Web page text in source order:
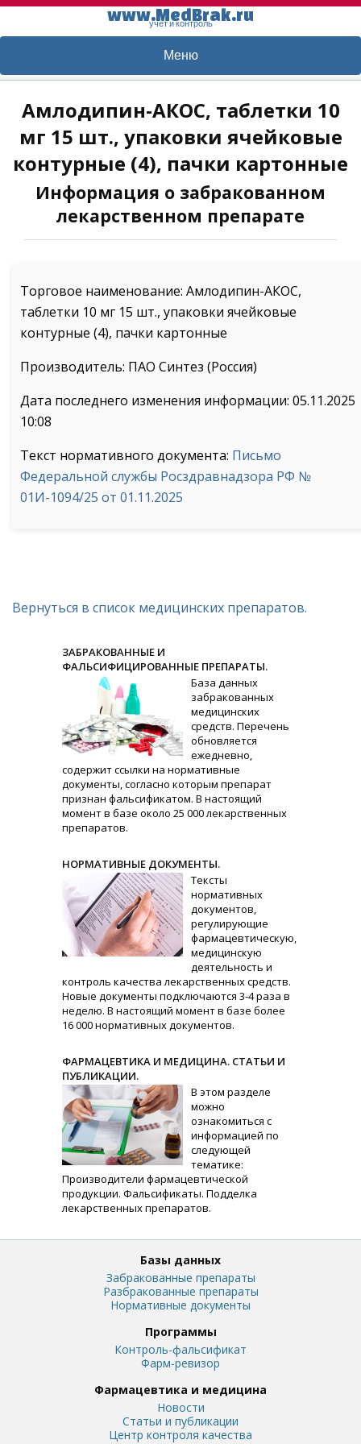
www.MedBrak.ru
учет и контроль
Меню
Амлодипин-АКОС, таблетки 10
мг 15 шт., упаковки ячейковые
контурные (4), пачки картонные
Информация о забракованном
лекарственном препарате
Торговое наименование: Амлодипин-АКОС,
таблетки 10 мг 15 шт., упаковки ячейковые
контурные (4), пачки картонные
Производитель: ПАО Синтез (Россия)
Дата последнего изменения информации: 05.11.2025
10:08
Текст нормативного документа: Письмо
Федеральной службы Росздравнадзора РФ №
01И-1094/25 от 01.11.2025
Вернуться в список медицинских препаратов.
ЗАБРАКОВАННЫЕ И
ФАЛЬСИФИЦИРОВАННЫЕ ПРЕПАРАТЫ.
База данных
забракованных
медицинских
средств. Перечень
обновляется
ежедневно,
содержит ссылки на нормативные
документы, согласно которым препарат
признан фальсификатом. В настоящий
момент в базе около 25 000 лекарственных
препаратов.
НОРМАТИВНЫЕ ДОКУМЕНТЫ.
Тексты
нормативных
документов,
регулирующие
фармацевтическую,
медицинскую
деятельность и
контроль качества лекарственных средств.
Новые документы подключаются 3-4 раза в
неделю. В настоящий момент в базе более
16 000 нормативных документов.
ФАРМАЦЕВТИКА И МЕДИЦИНА. СТАТЬИ И
ПУБЛИКАЦИИ.
В этом разделе
можно
ознакомиться с
информацией по
следующей
тематике:
Производители фармацевтической
продукции. Фальсификаты. Подделка
лекарственных препаратов.
Базы данных
Забракованные препараты
Разбракованные препараты
Нормативные документы
Программы
Контроль-фальсификат
Фарм-ревизор
Фармацевтика и медицина
Новости
Статьи и публикации
Центр контроля качества